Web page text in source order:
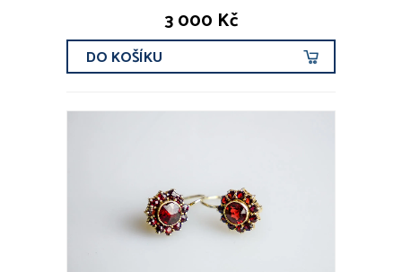
3 000 Kč
DO KOŠÍKU